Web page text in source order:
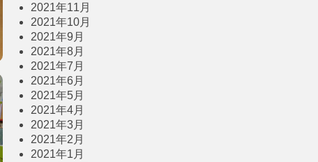
2021年11月
2021年10月
2021年9月
2021年8月
2021年7月
2021年6月
2021年5月
2021年4月
2021年3月
2021年2月
2021年1月